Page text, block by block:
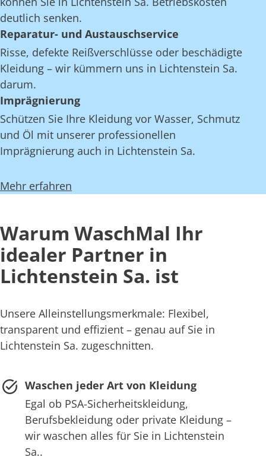
deutlich senken.
Reparatur- und Austauschservice
Risse, defekte Reißverschlüsse oder beschädigte
Kleidung – wir kümmern uns in Lichtenstein Sa.
darum.
Imprägnierung
Schützen Sie Ihre Kleidung vor Wasser, Schmutz
und Öl mit unserer professionellen
Imprägnierung auch in Lichtenstein Sa.
Mehr erfahren
Warum WaschMal Ihr
idealer Partner in
Lichtenstein Sa. ist
Unsere Alleinstellungsmerkmale: Flexibel,
transparent und effizient – genau auf Sie in
Lichtenstein Sa. zugeschnitten.
Waschen jeder Art von Kleidung
Egal ob PSA-Sicherheitskleidung,
Berufsbekleidung oder private Kleidung –
wir waschen alles für Sie in Lichtenstein
Sa..